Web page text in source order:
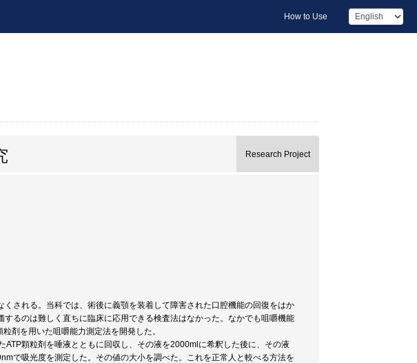
How to Use
Research Project
される。当科では、術後に義顎を装着して障害された口腔機能の回復をはか
るのは難しく直ちに臨床に応用できる検査法はなかった。なかでも咀嚼機能
剤を用いた咀嚼能力測定法を開発した。
顆粒剤を唾液とともに回収し、その液を2000mlに希釈した後に、その液
で吸光度を測定した。その値の大小を調べた。これを正常人と較べる方法を